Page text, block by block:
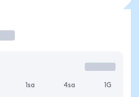
1sa 4sa 1G